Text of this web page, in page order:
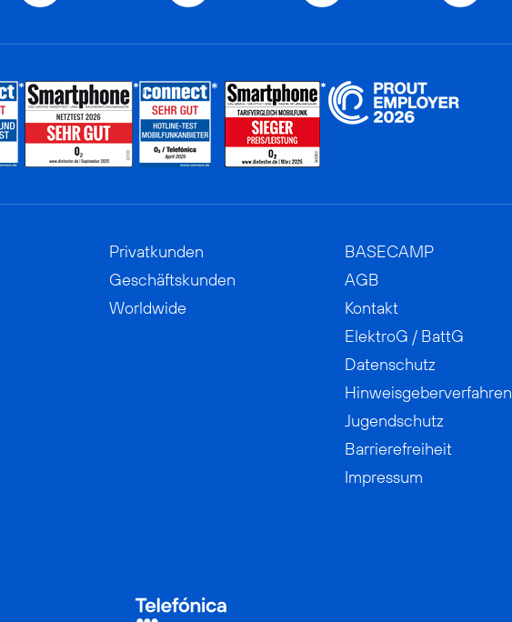
Privatkunden
Geschäftskunden
Worldwide
BASECAMP
AGB
Kontakt
ElektroG / BattG
Datenschutz
Hinweisgeberverfahren
Jugendschutz
Barrierefreiheit
Impressum